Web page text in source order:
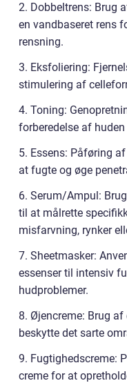
2. Dobbeltrens: Brug
en vandbaseret rens
rensning.
3. Eksfoliering:
stimulering af
4. Toning:
forberedelse af
5. Essens: Påføring
at fugte og øge
6. Serum/Ampul:
til at målrette
misfarvning, rynker
7. Sheetmasker:
essenser til intensiv
hudproblemer.
8. Øjencreme: Brug
beskytte det sarte
9. Fugtighedscreme:
creme for at